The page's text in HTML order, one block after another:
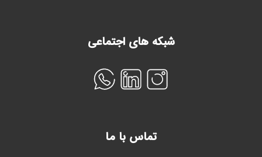
شبکه های اجتماعی
تماس با ما